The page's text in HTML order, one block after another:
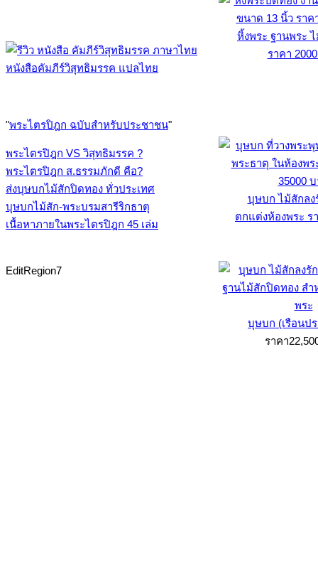
หนังสือคัมภีร์วิสุทธิมรรค แปลไทย
"พระไตรปิฎก ฉบับสำหรับประชาชน"
พระไตรปิฎก VS วิสุทธิมรรค ?
พระไตรปิฎก ส.ธรรมภักดี คือ?
ส่งบุษบกไม้สักปิดทอง ทั่วประเทศ
บุษบกไม้สัก-พระบรมสารีริกธาตุ
เนื้อหาภายในพระไตรปิฎก 45 เล่ม
EditRegion7
หิ้งพระ ฐานพระ
ราคา
บุษบก ไม้สักลง
ตกแต่งห้องพระ ร
บุษบก (เรือนป
ราคา